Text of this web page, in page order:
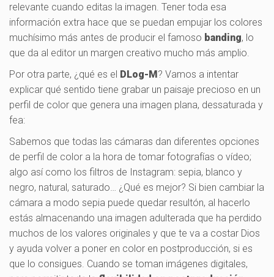
relevante cuando editas la imagen. Tener toda esa
información extra hace que se puedan empujar los colores
muchísimo más antes de producir el famoso banding, lo
que da al editor un margen creativo mucho más amplio.
Por otra parte, ¿qué es el DLog-M? Vamos a intentar
explicar qué sentido tiene grabar un paisaje precioso en un
perfil de color que genera una imagen plana, dessaturada y
fea:
Sabemos que todas las cámaras dan diferentes opciones
de perfil de color a la hora de tomar fotografías o vídeo;
algo así como los filtros de Instagram: sepia, blanco y
negro, natural, saturado… ¿Qué es mejor? Si bien cambiar la
cámara a modo sepia puede quedar resultón, al hacerlo
estás almacenando una imagen adulterada que ha perdido
muchos de los valores originales y que te va a costar Dios
y ayuda volver a poner en color en postproducción, si es
que lo consigues. Cuando se toman imágenes digitales,